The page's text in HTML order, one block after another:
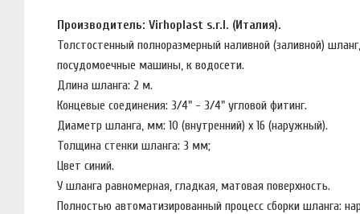
Производитель: Virhoplast s.r.l. (Италия).
Толстостенный полноразмерный наливной (заливной)
посудомоечные машины, к водосети.
Длина шланга: 2 м.
Концевые соединения: 3/4" - 3/4" угловой фитинг.
Диаметр шланга, мм: 10 (внутренний) х 16 (наружный).
Толщина стенки шланга: 3 мм;
Цвет синий.
У шланга равномерная, гладкая, матовая поверхность.
Полностью автоматизированный процесс сборки шланга: